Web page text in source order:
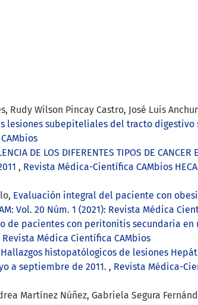
Rudy Wilson Pincay Castro, José Luis
lesiones subepiteliales del tracto digestivo
DE LOS DIFERENTES TIPOS DE
, Revista Médica-Científica CAMbios
Evaluación integral del paciente con
Vol. 20 Núm. 1 (2021): Revista Médica
de pacientes con peritonitis secundaria
Revista Médica Científica CAMbios
Hallazgos histopatólogicos de lesiones
a septiembre de 2011. , Revista Médica-
Martínez Núñez, Gabriela Segura